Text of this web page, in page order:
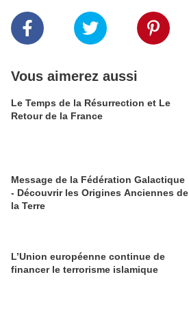
Vous aimerez aussi
Le Temps de la Résurrection et Le
Retour de la France
Message de la Fédération Galactique
- Découvrir les Origines Anciennes de
la Terre
L’Union européenne continue de
financer le terrorisme islamique